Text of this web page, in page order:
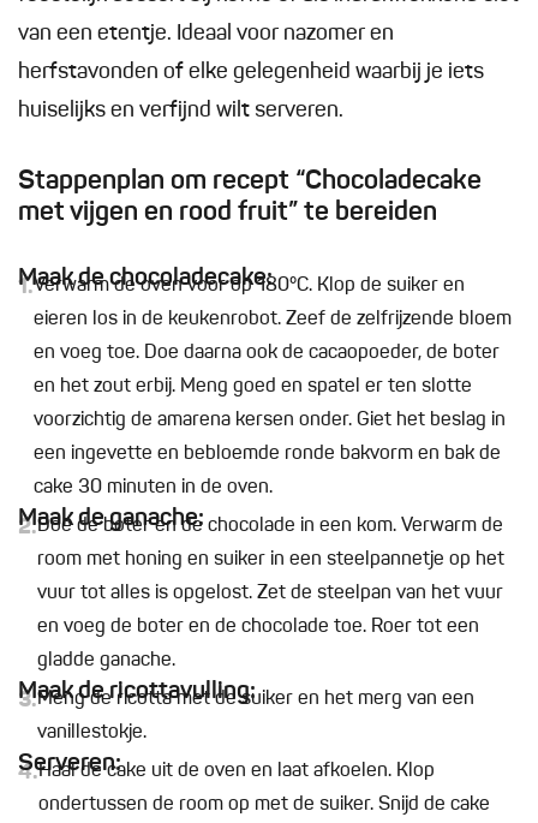
van een etentje. Ideaal voor nazomer en
herfstavonden of elke gelegenheid waarbij je iets
huiselijks en verfijnd wilt serveren.
Stappenplan om recept “Chocoladecake
met vijgen en rood fruit” te bereiden
Maak de chocoladecake:
1.Verwarm de oven voor op 180°C. Klop de suiker en
eieren los in de keukenrobot. Zeef de zelfrijzende bloem
en voeg toe. Doe daarna ook de cacaopoeder, de boter
en het zout erbij. Meng goed en spatel er ten slotte
voorzichtig de amarena kersen onder. Giet het beslag in
een ingevette en bebloemde ronde bakvorm en bak de
cake 30 minuten in de oven.
Maak de ganache:
2.Doe de boter en de chocolade in een kom. Verwarm de
room met honing en suiker in een steelpannetje op het
vuur tot alles is opgelost. Zet de steelpan van het vuur
en voeg de boter en de chocolade toe. Roer tot een
gladde ganache.
Maak de ricottavulling:
3.Meng de ricotta met de suiker en het merg van een
vanillestokje.
Serveren:
4.Haal de cake uit de oven en laat afkoelen. Klop
ondertussen de room op met de suiker. Snijd de cake